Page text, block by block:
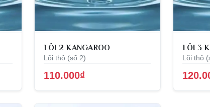
LÕI 2 KANGAROO
Lõi thô (số 2)
110.000₫
LÕI 3
Lõi thô